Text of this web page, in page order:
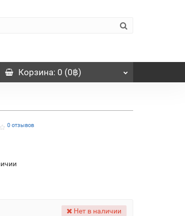
Корзина: 0 (0฿)
0 отзывов
Нет в наличии